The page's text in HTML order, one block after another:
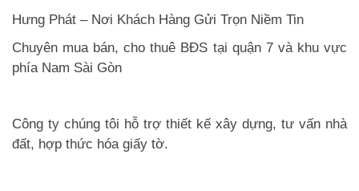
Hưng Phát – Nơi Khách Hàng Gửi Trọn Niềm Tin
Chuyên mua bán, cho thuê BĐS tại quận 7 và khu vực
phía Nam Sài Gòn
Công ty chúng tôi hỗ trợ thiết kế xây dựng, tư vấn nhà
đất, hợp thức hóa giấy tờ.